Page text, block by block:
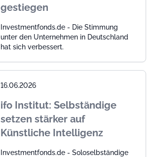
gestiegen
Investmentfonds.de - Die Stimmung
unter den Unternehmen in Deutschland
hat sich verbessert.
16.06.2026
ifo Institut: Selbständige
setzen stärker auf
Künstliche Intelligenz
Investmentfonds.de - Soloselbständige